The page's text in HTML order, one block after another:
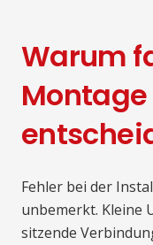
Warum
Fehler bei der
unbemerkt. Kleine
sitzende